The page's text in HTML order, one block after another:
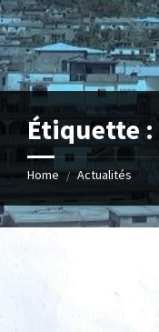
Étiquette :
Home / Actualités